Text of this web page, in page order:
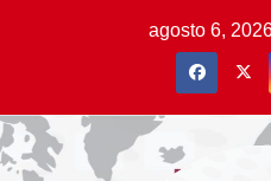
agosto 6,